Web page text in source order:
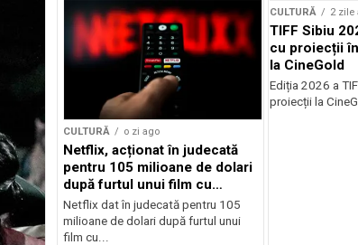
CULTURĂ o zi ago
Netflix, acționat în judecată
pentru 105 milioane de dolari
după furtul unui film cu
Nicolas Cage
Netflix dat în judecată pentru 105
milioane de dolari după furtul unui
film cu...
CULTURĂ 2 zile
TIFF Sibiu
cu proiecții
la CineGold
Ediția 2026 a
proiecții la